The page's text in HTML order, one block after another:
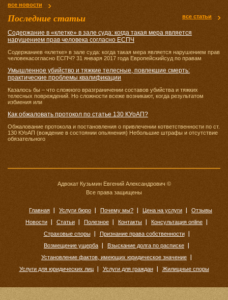
все новости
Последние статьи все статьи
Содержание в «клетке» в зале суда: когда такая мера является
нарушением прав человека согласно ЕСПЧ
Содержаниев «клетке» в зале суда: когда такая мера является нарушением прав
человекасогласно ЕСПЧ? 31 января 2017 года Европейскийсуд по правам
Умышленное убийство и тяжкие телесные, повлекшие смерть:
практические проблемы квалификации
Казалось бы – что сложного вразграничении составов убийства и тяжких
телесных повреждений. Но сложности всеже возникают, когда результатом
избиения или
Как обжаловать протокол по статье 130 КУоАП?
Обжалование протокола и постановления о привлечении кответственности по ст.
130 КУоАП (вождение в состоянии опьянения) Небольшие штрафы и отсутствие
обязательного
Адвокат Кузьмин Евгений Александрович ©
Все права защищены
Главная Услуги бюро Почему мы? Цена на услуги
Отзывы
Новости
Статьи Полезное Контакты
Консультация online
Страховые споры
Признание права собственности
Возмещение ущерба
Взыскание долга по расписке
Установление фактов, имеющих юридическое значение
Услуги для юридических лиц
Услуги для граждан Жилищные споры